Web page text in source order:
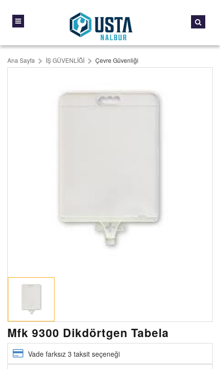
Ana Sayfa İŞ GÜVENLİĞİ Çevre Güvenliği
Mfk 9300 Dikdörtgen Tabela
Vade farksız 3 taksit seçeneği